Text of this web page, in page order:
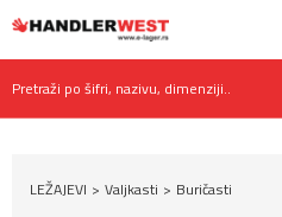
Pretraži po šifri, nazivu, dimenziji..
LEŽAJEVI Valjkasti Buričasti